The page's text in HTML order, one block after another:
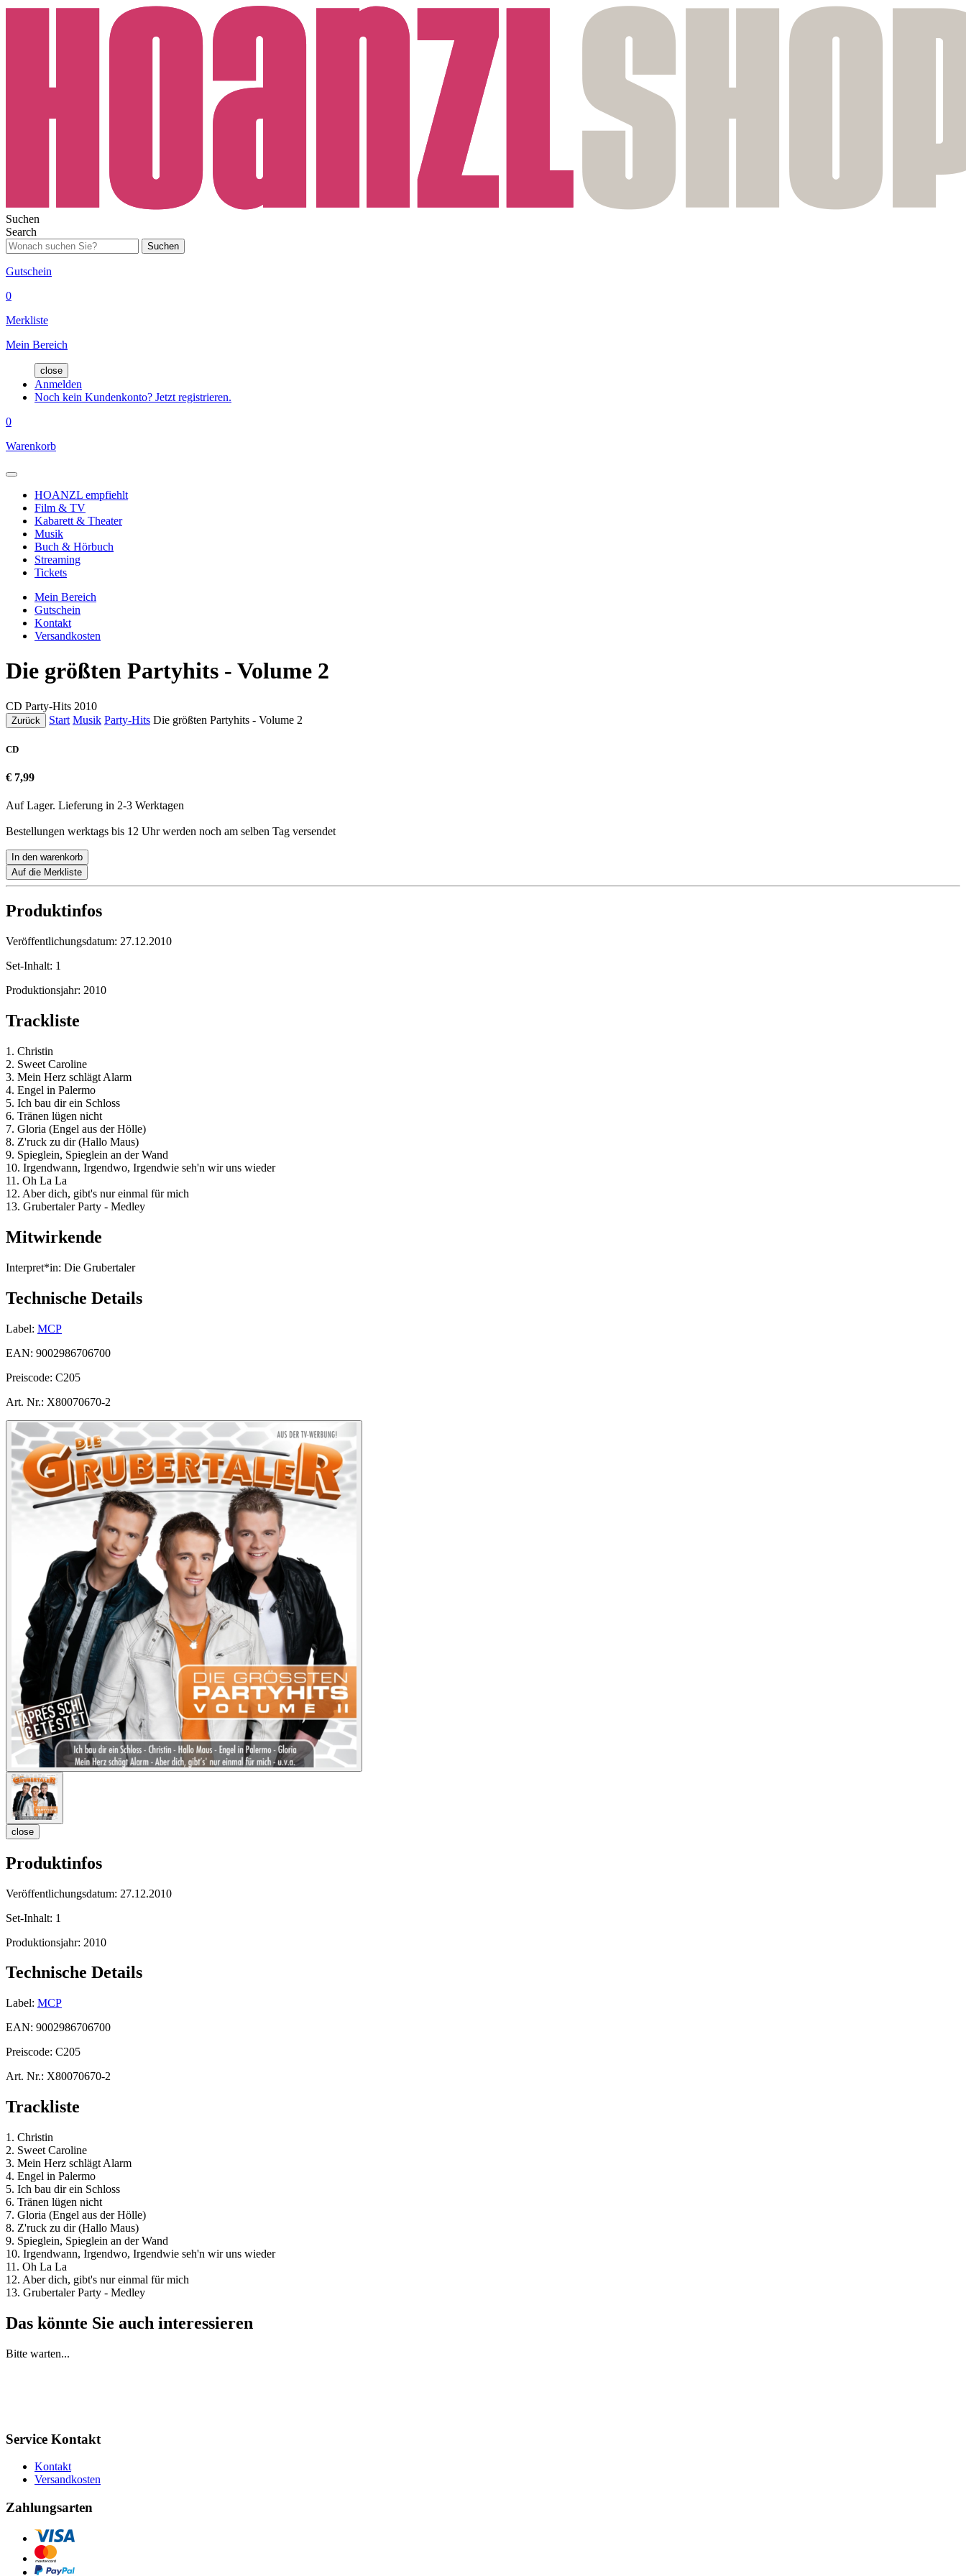
Suchen
Search
Suchen
Gutschein
0
Merkliste
Mein Bereich
close
Anmelden
Noch kein Kundenkonto? Jetzt registrieren.
0
Warenkorb
HOANZL empfiehlt
Film & TV
Kabarett & Theater
Musik
Buch & Hörbuch
Streaming
Tickets
Mein Bereich
Gutschein
Kontakt
Versandkosten
Die größten Partyhits - Volume 2
CD Party-Hits 2010
Zurück Start Musik Party-Hits Die größten Partyhits - Volume 2
CD
€ 7,99
Auf Lager. Lieferung in 2-3 Werktagen
Bestellungen werktags bis 12 Uhr werden noch am selben Tag versendet
In den warenkorb
Auf die Merkliste
Produktinfos
Veröffentlichungsdatum: 27.12.2010
Set-Inhalt: 1
Produktionsjahr: 2010
Trackliste
1. Christin
2. Sweet Caroline
3. Mein Herz schlägt Alarm
4. Engel in Palermo
5. Ich bau dir ein Schloss
6. Tränen lügen nicht
7. Gloria (Engel aus der Hölle)
8. Z'ruck zu dir (Hallo Maus)
9. Spieglein, Spieglein an der Wand
10. Irgendwann, Irgendwo, Irgendwie seh'n wir uns wieder
11. Oh La La
12. Aber dich, gibt's nur einmal für mich
13. Grubertaler Party - Medley
Mitwirkende
Interpret*in: Die Grubertaler
Technische Details
Label: MCP
EAN: 9002986706700
Preiscode: C205
Art. Nr.: X80070670-2
close
Produktinfos
Veröffentlichungsdatum: 27.12.2010
Set-Inhalt: 1
Produktionsjahr: 2010
Technische Details
Label: MCP
EAN: 9002986706700
Preiscode: C205
Art. Nr.: X80070670-2
Trackliste
1. Christin
2. Sweet Caroline
3. Mein Herz schlägt Alarm
4. Engel in Palermo
5. Ich bau dir ein Schloss
6. Tränen lügen nicht
7. Gloria (Engel aus der Hölle)
8. Z'ruck zu dir (Hallo Maus)
9. Spieglein, Spieglein an der Wand
10. Irgendwann, Irgendwo, Irgendwie seh'n wir uns wieder
11. Oh La La
12. Aber dich, gibt's nur einmal für mich
13. Grubertaler Party - Medley
Das könnte Sie auch interessieren
Bitte warten...
Service Kontakt
Kontakt
Versandkosten
Zahlungsarten